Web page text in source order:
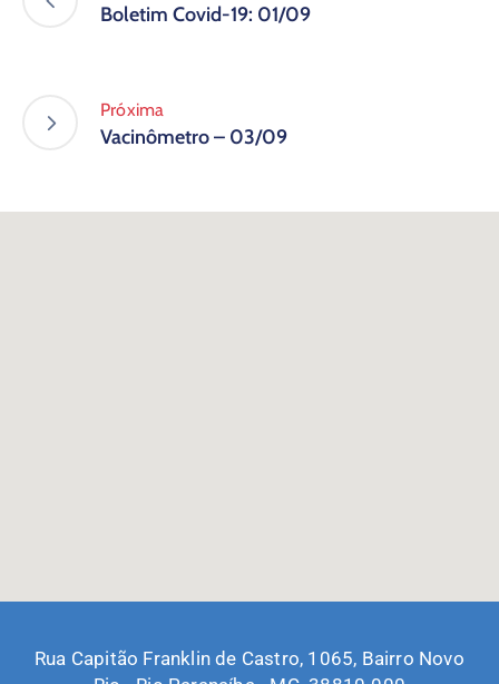
Boletim Covid-19: 01/09
Próxima
Vacinômetro – 03/09
Rua Capitão Franklin de Castro, 1065, Bairro Novo